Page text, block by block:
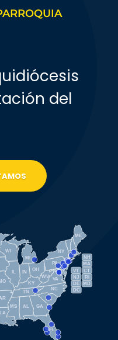
del
NH
VT
RI
NJ
DE
MD
DC
MA
CT
FL
ME
NY
PA
VA
WV
OH
IN
IL
WI
NC
TN
AR
GA
SC
KY
AL
LA
MS
MI